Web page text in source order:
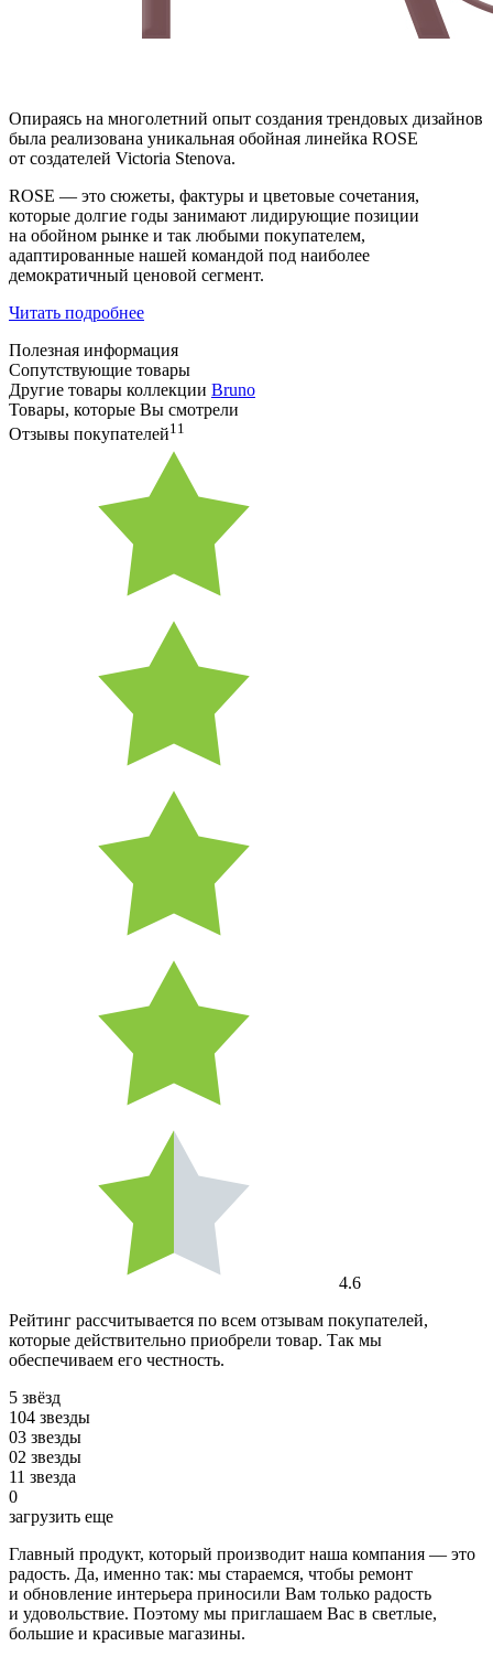
Опираясь на многолетний опыт создания трендовых дизайнов
была реализована уникальная обойная линейка ROSE
от создателей Victoria Stenova.
ROSE — это сюжеты, фактуры и цветовые сочетания,
которые долгие годы занимают лидирующие позиции
на обойном рынке и так любыми покупателем,
адаптированные нашей командой под наиболее
демократичный ценовой сегмент.
Читать подробнее
Полезная информация
Сопутствующие товары
Другие товары коллекции Bruno
Товары, которые Вы смотрели
Отзывы покупателей11
4.6
Рейтинг рассчитывается по всем отзывам покупателей,
которые действительно приобрели товар. Так мы
обеспечиваем его честность.
5 звёзд
104 звезды
03 звезды
02 звезды
11 звезда
0
загрузить еще
Главный продукт, который производит наша компания — это
радость. Да, именно так: мы стараемся, чтобы ремонт
и обновление интерьера приносили Вам только радость
и удовольствие. Поэтому мы приглашаем Вас в светлые,
большие и красивые магазины.